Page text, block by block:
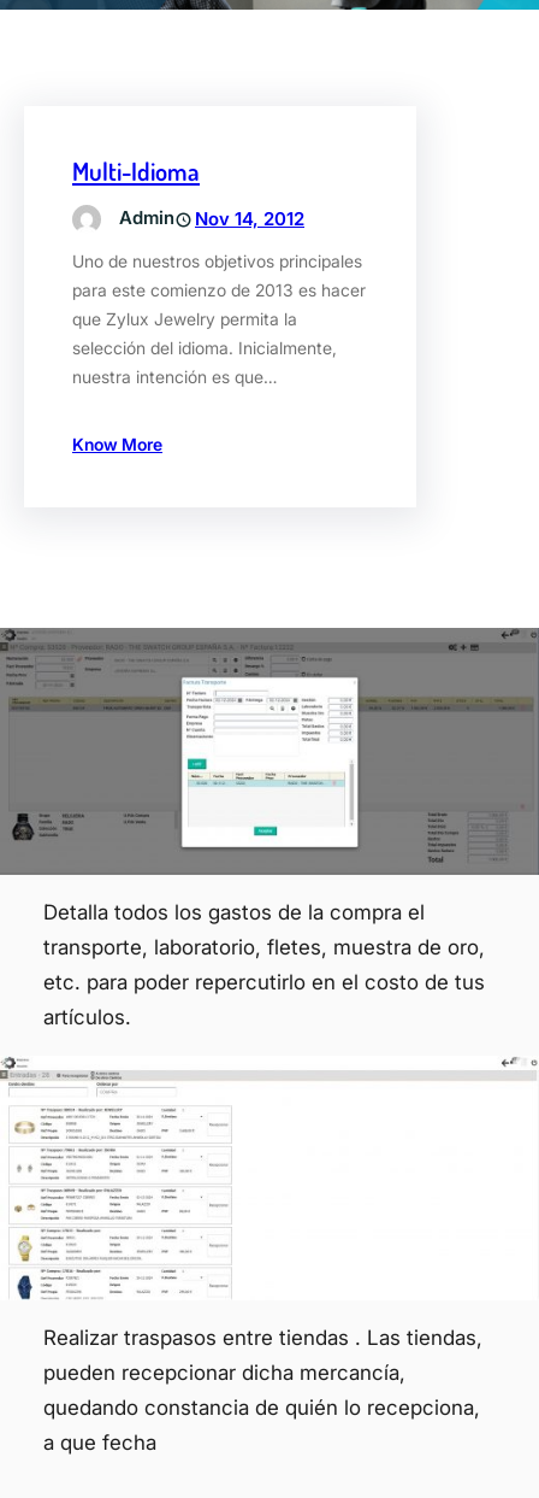
Multi-Idioma
Admin Nov 14, 2012
Uno de nuestros objetivos principales
para este comienzo de 2013 es hacer
que Zylux Jewelry permita la
selección del idioma. Inicialmente,
nuestra intención es que…
Know More
Detalla todos los gastos de la compra el
transporte, laboratorio, fletes, muestra de oro,
etc. para poder repercutirlo en el costo de tus
artículos.
Realizar traspasos entre tiendas . Las tiendas,
pueden recepcionar dicha mercancía,
quedando constancia de quién lo recepciona,
a que fecha